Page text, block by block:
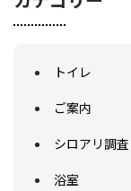
トイレ
ご案内
シロアリ調査
浴室